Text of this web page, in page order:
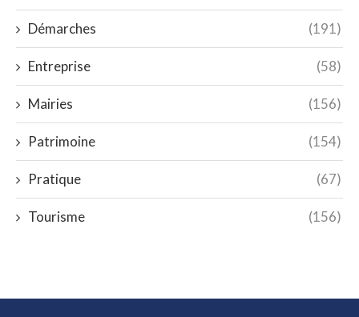
Démarches (191)
Entreprise (58)
Mairies (156)
Patrimoine (154)
Pratique (67)
Tourisme (156)